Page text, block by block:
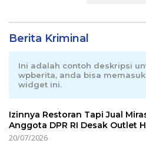
Berita Kriminal
Ini adalah contoh deskripsi
wpberita, anda bisa
widget ini.
Izinnya Restoran Tapi Jual
Anggota DPR RI Desak Outlet
20/07/2026